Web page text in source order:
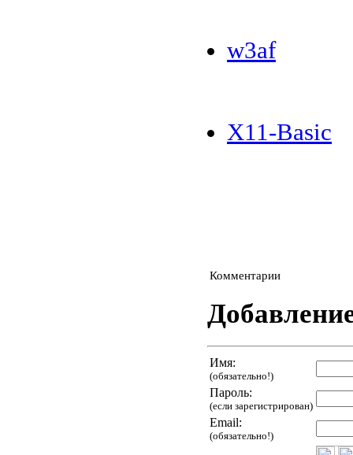
w3af
X11-Basic
Комментарии
Имя:
(обязательно!)
Пароль:
(если зарегистрирован)
Email:
(обязательно!)